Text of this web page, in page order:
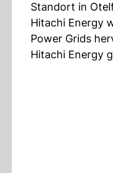
Standort in
Hitachi Energy
Power Grids
Hitachi Energy